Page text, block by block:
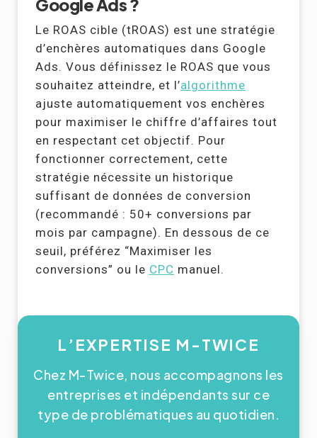
Google Ads ?
Le ROAS cible (tROAS) est une stratégie
d’enchères automatiques dans Google
Ads. Vous définissez le ROAS que vous
souhaitez atteindre, et l’algorithme
ajuste automatiquement vos enchères
pour maximiser le chiffre d’affaires tout
en respectant cet objectif. Pour
fonctionner correctement, cette
stratégie nécessite un historique
suffisant de données de conversion
(recommandé : 50+ conversions par
mois par campagne). En dessous de ce
seuil, préférez “Maximiser les
conversions” ou le CPC manuel.
L’EXPERTISE M-TWICE
Chez M-Twice, nous accompagnons les
entreprises et indépendants sur ce
type de problématiques au quotidien.